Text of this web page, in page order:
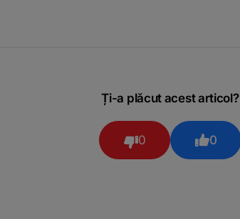
Ți-a plăcut acest articol?
0 0